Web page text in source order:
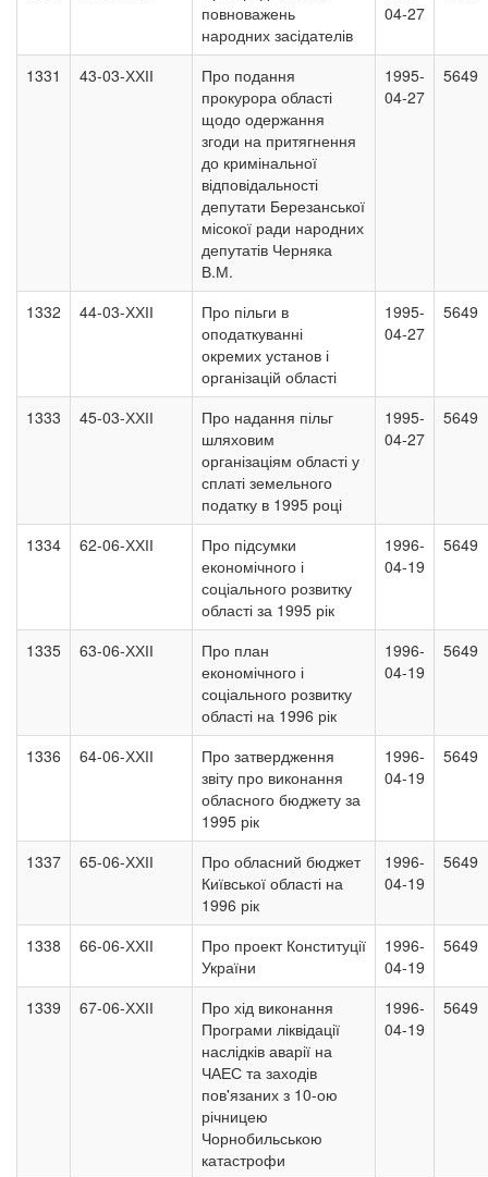
повноважень
народних засідателів
04-27
1331 43-03-ХХІІ
Про подання
прокурора області
щодо одержання
згоди на притягнення
до кримінальної
відповідальності
депутати Березанської
місокої ради народних
депутатів Черняка
В.М.
1995-
04-27
5649
1332 44-03-ХХІІ
Про пільги в
оподаткуванні
окремих установ і
організацій області
1995-
04-27
5649
1333 45-03-ХХІІ
Про надання пільг
шляховим
організаціям області у
сплаті земельного
податку в 1995 році
1995-
04-27
5649
1334 62-06-ХХІІ
Про підсумки
економічного і
соціального розвитку
області за 1995 рік
1996-
04-19
5649
1335 63-06-ХХІІ
Про план
економічного і
соціального розвитку
області на 1996 рік
1996-
04-19
5649
1336 64-06-ХХІІ
Про затвердження
звіту про виконання
обласного бюджету за
1995 рік
1996-
04-19
5649
1337 65-06-ХХІІ
Про обласний бюджет
Київської області на
1996 рік
1996-
04-19
5649
1338 66-06-ХХІІ
Про проект Конституції
України
1996-
04-19
5649
1339 67-06-ХХІІ
Про хід виконання
Програми ліквідації
наслідків аварії на
ЧАЕС та заходів
пов'язаних з 10-ою
річницею
Чорнобильською
катастрофи
1996-
04-19
5649